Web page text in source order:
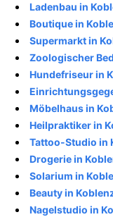
Ladenbau in
Boutique in
Supermarkt in
Zoologischer
Hundefriseur in
Möbelhaus in
Heilpraktiker in
Tattoo-Studio in
Drogerie in
Solarium in
Beauty in
Nagelstudio in